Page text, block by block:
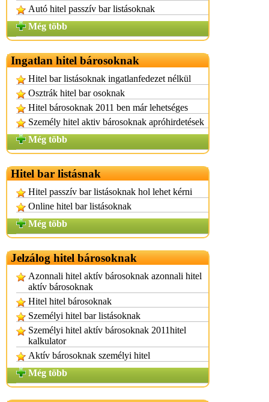
Autó hitel passzív bar listásoknak
Még több
Ingatlan hitel bárosoknak
Hitel bar listásoknak ingatlanfedezet nélkül
Osztrák hitel bar osoknak
Hitel bárosoknak 2011 ben már lehetséges
Személy hitel aktiv bárosoknak apróhirdetések
Még több
Hitel bar listásnak
Hitel passzív bar listásoknak hol lehet kérni
Online hitel bar listásoknak
Még több
Jelzálog hitel bárosoknak
Azonnali hitel aktív bárosoknak azonnali hitel
aktív bárosoknak
Hitel hitel bárosoknak
Személyi hitel bar listásoknak
Személyi hitel aktív bárosoknak 2011hitel
kalkulator
Aktív bárosoknak személyi hitel
Még több